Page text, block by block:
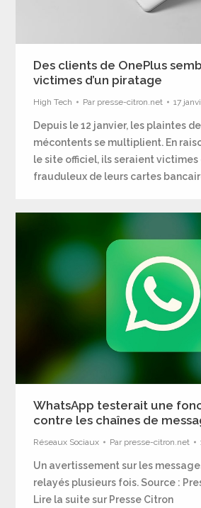
Des clients de OnePlus
victimes d’un piratage
High Tech Par presse-citron.net 17
Depuis le 12 janvier, les plaintes
mécontents se multiplient. En
le site officiel, ils seraient victimes
frauduleux de leurs cartes
WhatsApp testerait une
contre les chaînes de
Réseaux Sociaux Par presse-citron.net
Un avertissement sur les
relayés plusieurs fois. Source :
Lire la suite sur Presse Citron